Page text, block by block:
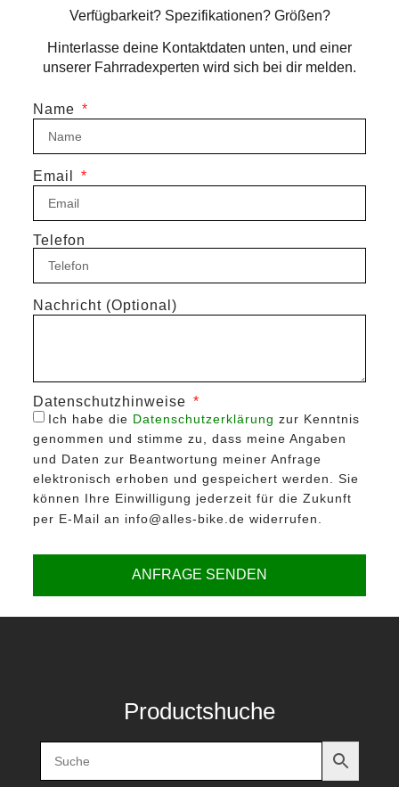
Verfügbarkeit? Spezifikationen? Größen?
Hinterlasse deine Kontaktdaten unten, und einer
unserer Fahrradexperten wird sich bei dir melden.
Name
Email
Telefon
Nachricht (Optional)
Datenschutzhinweise
Ich habe die Datenschutzerklärung zur Kenntnis
genommen und stimme zu, dass meine Angaben
und Daten zur Beantwortung meiner Anfrage
elektronisch erhoben und gespeichert werden. Sie
können Ihre Einwilligung jederzeit für die Zukunft
per E-Mail an info@alles-bike.de widerrufen.
ANFRAGE SENDEN
Productshuche